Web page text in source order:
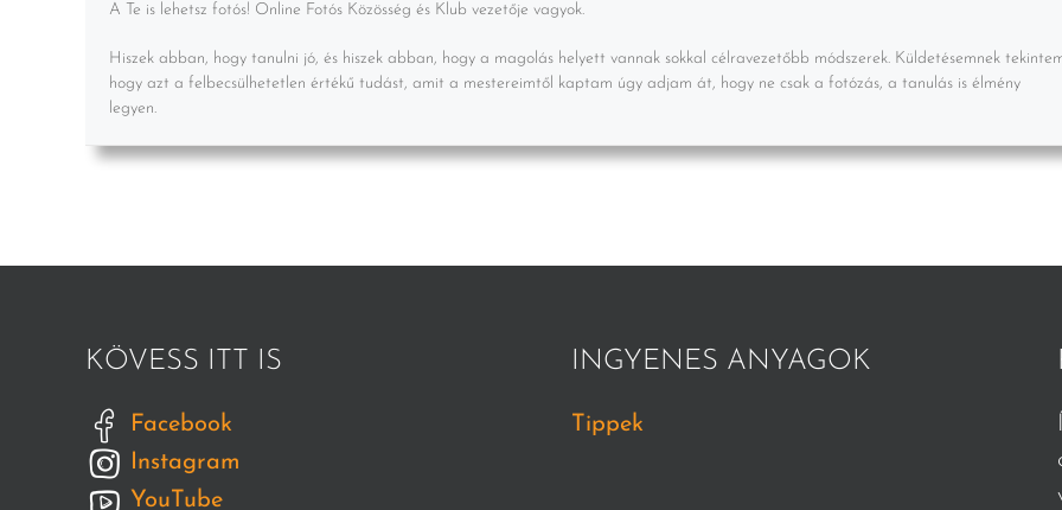
A Te is lehetsz fotós! Online Fotós Közösség és Klub vezetője vagyok.
Hiszek abban, hogy tanulni jó, és hiszek abban, hogy a magolás helyett vannak sokkal célravezetőbb módszerek. Küldetésemnek
hogy azt a felbecsülhetetlen értékű tudást, amit a mestereimtől kaptam úgy adjam át, hogy ne csak a fotózás, a tanulás is élmény
legyen.
KÖVESS ITT IS
Facebook
Instagram
YouTube
INGYENES ANYAGOK
Tippek